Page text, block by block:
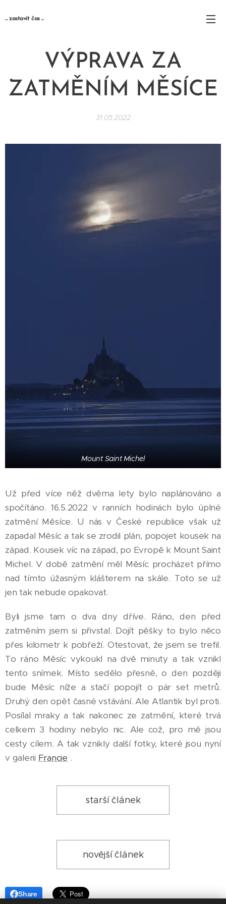
... zastavit čas ...
VÝPRAVA ZA
ZATMĚNÍM MĚSÍCE
31.05.2022
Mount Saint Michel
Už před více něž dvěma lety bylo naplánováno a
spočítáno. 16.5.2022 v ranních hodinách bylo úplné
zatmění Měsíce. U nás v České republice však už
zapadal Měsíc a tak se zrodil plán, popojet kousek na
západ. Kousek víc na západ, po Evropě k Mount Saint
Michel. V době zatmění měl Měsíc procházet přímo
nad tímto úžasným klášterem na skále. Toto se už
jen tak nebude opakovat.
Byli jsme tam o dva dny dříve. Ráno, den před
zatměním jsem si přivstal. Dojít pěšky to bylo něco
přes kilometr k pobřeží. Otestovat, že jsem se trefil.
To ráno Měsíc vykoukl na dvě minuty a tak vznikl
tento snímek. Místo sedělo přesně, o den později
bude Měsíc níže a stačí popojít o pár set metrů.
Druhý den opět časné vstávání. Ale Atlantik byl proti.
Posílal mraky a tak nakonec ze zatmění, které trvá
celkem 3 hodiny nebylo nic. Ale což, pro mě jsou
cesty cílem. A tak vznikly další fotky, které jsou nyní
v galerii Francie .
starší článek
novější článek
Share